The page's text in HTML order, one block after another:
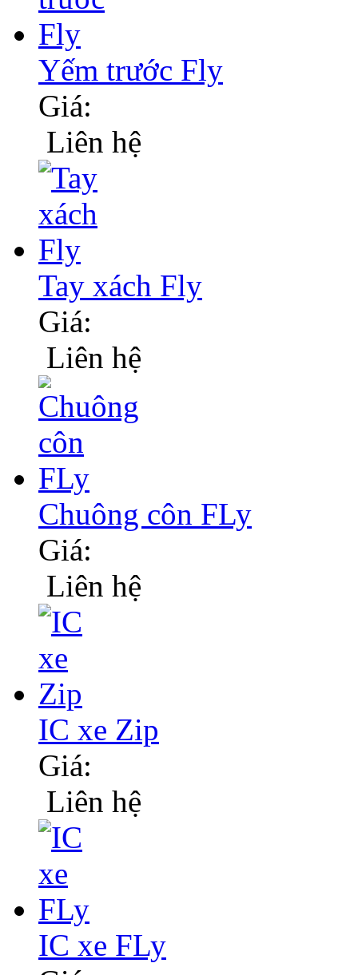
Yếm trước Fly
Giá:
Liên hệ
Tay xách Fly
Giá:
Liên hệ
Chuông côn FLy
Giá:
Liên hệ
IC xe Zip
Giá:
Liên hệ
IC xe FLy